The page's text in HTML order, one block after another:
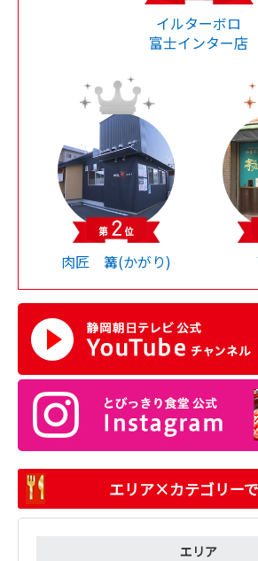
イルターボロ
富士インター店
肉匠 篝(かがり)
エリア×カテゴリー
エリア